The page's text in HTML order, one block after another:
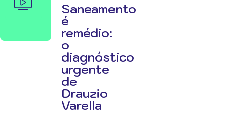
Saneamento
é
remédio:
o
diagnóstico
urgente
de
Drauzio
Varella